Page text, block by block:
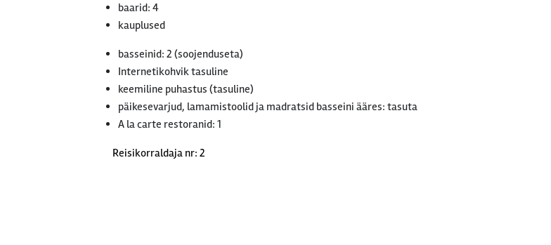
baarid: 4
kauplused
basseinid: 2 (soojenduseta)
Internetikohvik tasuline
keemiline puhastus (tasuline)
päikesevarjud, lamamistoolid ja madratsid basseini ääres: tasuta
A la carte restoranid: 1
Reisikorraldaja nr: 2